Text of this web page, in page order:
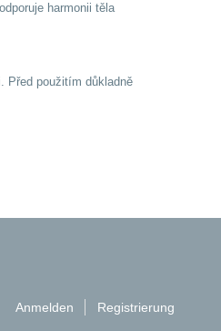
harmonii těla
Před použitím důkladně
Anmelden Registrierung